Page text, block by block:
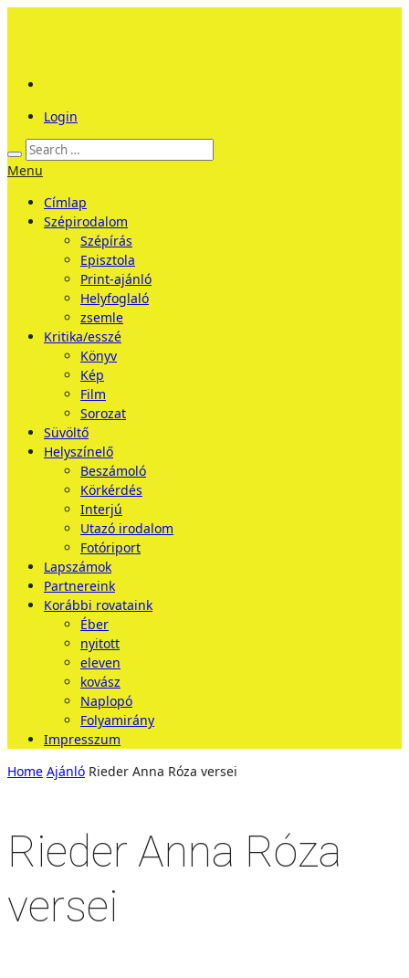
Login
Menu
Címlap
Szépirodalom
Szépírás
Episztola
Print-ajánló
Helyfoglaló
zsemle
Kritika/esszé
Könyv
Kép
Film
Sorozat
Süvöltő
Helyszínelő
Beszámoló
Körkérdés
Interjú
Utazó irodalom
Fotóriport
Lapszámok
Partnereink
Korábbi rovataink
Éber
nyitott
eleven
kovász
Naplopó
Folyamirány
Impresszum
Home Ajánló Rieder Anna Róza versei
Rieder Anna Róza
versei